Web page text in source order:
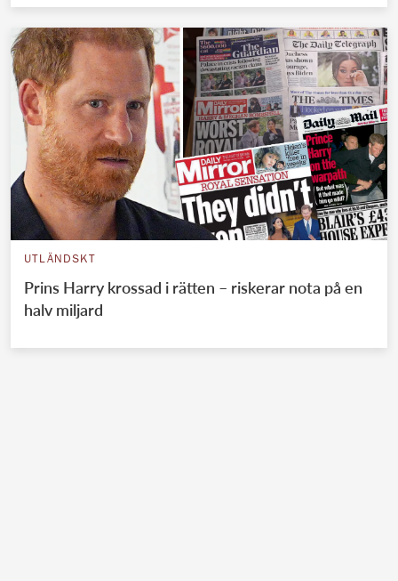
UTLÄNDSKT
Prins Harry krossad i rätten – riskerar nota på en
halv miljard